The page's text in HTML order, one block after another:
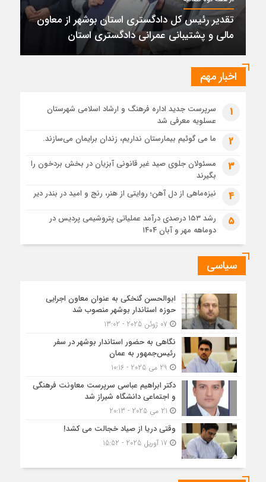
پتروشیمی نوری بر سکوی طلای BRICS 2026 ایستاد
1 ماه قبل
تقدیر رئیس کل دادگستری استان بوشهر از معاون مالی و
پشتیبانی عمرانی دادگستری استان
1 ماه قبل
دادستان بوشهر: تسری منطقه آزاد به بافت شهری مرکز استان
1 ماه قبل
زابل و بندر دیر در فهرست داغ‌ترین نقاط جهان؛ جنوب و شرق ایران
زیر آتش تابستان
تقدیر رئیس کل دادگستری استان بوشهر از معاون
مالی و پشتیبانی عمرانی دادگستری استان
اخبار مهم
1
سرپرست جدید اداره فرهنگ و ارشاد اسلامی شهرستان
عسلویه معرفی شد
2 ما می گوئیم بیمارستان نداریم، زندان برایمان می‌سازند.
3
مسئولان جلوی صید غیر قانونی آبزیان در بخش بردخون را
بگیرند
4 نیزه‌ماهی از دل آهن؛ روایتی از هنر، رنج و امید در بندر دیر
5
رشد ۱۵۳ درصدی درآمد عملیاتی پتروشیمی پردیس در
دوماهه مهر و آبان ۱۴۰۴
سیاسی
ابوالحسن گنخکی به عنوان معاون اجرایی
حوزه استاندار بوشهر منصوب شد
نگاهی به حضور استاندار بوشهر در سفر
رئیس‌جمهور به عمان
دکتر ابراهیم عباسی سرپرست معاونت فرهنگی
و اجتماعی دانشگاه شیراز شد
وقتی دریا از صیاد خجالت می کشد!